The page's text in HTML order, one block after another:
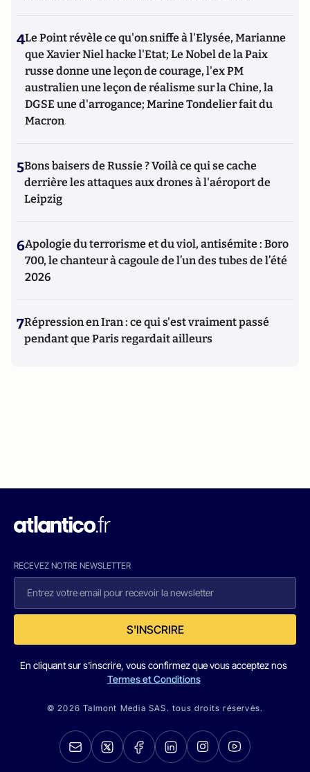
4Le Point révèle ce qu'on sniffe à l'Elysée, Marianne
que Xavier Niel hacke l'Etat; Le Nobel de la Paix
russe donne une leçon de courage, l'ex PM
australien une leçon de réalisme sur la Chine, la
DGSE une d'arrogance; Marine Tondelier fait du
Macron
5Bons baisers de Russie ? Voilà ce qui se cache
derrière les attaques aux drones à l'aéroport de
Leipzig
6Apologie du terrorisme et du viol, antisémite : Boro
700, le chanteur à cagoule de l’un des tubes de l’été
2026
7Répression en Iran : ce qui s'est vraiment passé
pendant que Paris regardait ailleurs
RECEVEZ NOTRE NEWSLETTER
S'INSCRIRE
En cliquant sur s'inscrire, vous confirmez que vous acceptez nos
Termes et Conditions
© 2026 Talmont Media SAS. tous droits réservés.